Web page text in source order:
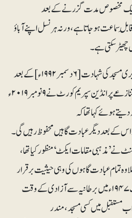
ایک مخصوص مدت گزرنے کے بعد
سماعت ہوجاتا ہے، ورنہ ہر نسل اپنے آباؤ
چھیڑ سکتی ہے۔
۱۵۲۷ء میں تعمیر ہونے والی بابری مسجد کی شہادت [۶دسمبر ۱۹۹۲ء]کے بعد
یہ دلیل دی گئی تھی کہ ایودھیا تنازعے پر انڈین سپریم کورٹ نے ۹نومبر ۲۰۱۹ء
ہوئے کہا تھا کہ
اس کے بعد دیگر عبادت گاہیں محفوظ رہیں گی۔
نے’مذہبی مقامات ایکٹ‘منظور کیا تھا،
تمام عبادت گاہوں کی وہی حیثیت برقرار
رکھنے کی ضمانت دی گئی جو اگست ۱۹۴۷ء میں برطانیہ سے آزادی کے وقت
مستقبل میں کسی مسجد، مندر